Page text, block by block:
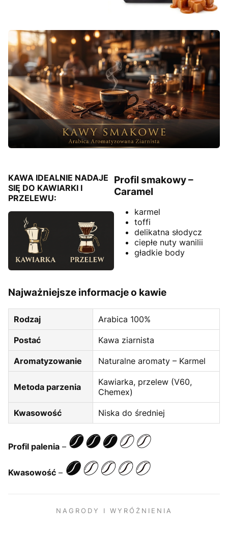
KAWA IDEALNIE NADAJE
SIĘ DO KAWIARKI I
PRZELEWU:
Profil smakowy –
Caramel
karmel
toffi
delikatna słodycz
ciepłe nuty wanilii
gładkie body
Najważniejsze informacje o kawie
Rodzaj Arabica 100%
Postać Kawa ziarnista
Aromatyzowanie Naturalne aromaty – Karmel
Metoda parzenia
Kawiarka, przelew (V60,
Chemex)
Kwasowość Niska do średniej
Profil palenia –
Kwasowość –
NAGRODY I WYRÓŻNIENIA